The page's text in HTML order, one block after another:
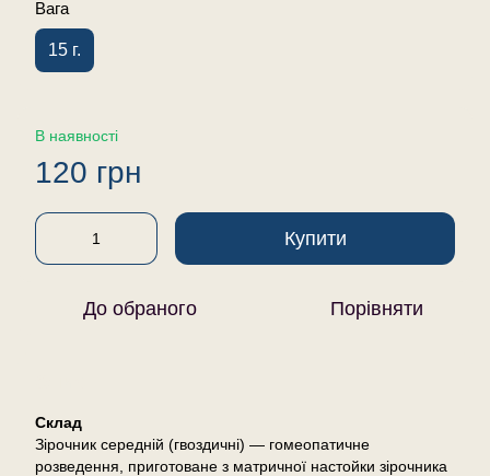
Вага
15 г.
В наявності
120 грн
Купити
До обраного Порівняти
Склад
Зірочник середній (гвоздичні) — гомеопатичне
розведення, приготоване з матричної настойки зірочника